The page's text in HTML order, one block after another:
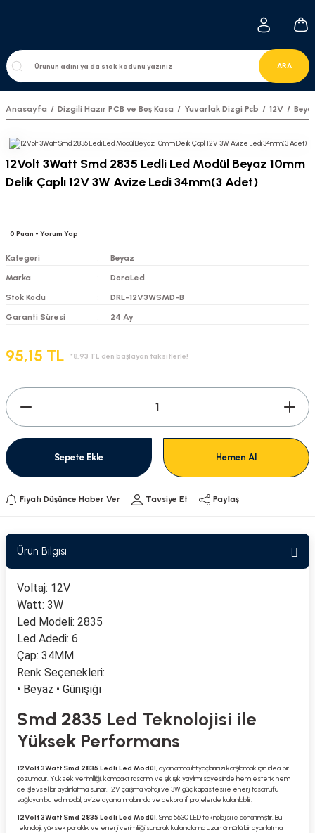
ARA
Anasayfa Dizgili Hazır PCB ve Boş Kasa Yuvarlak Dizgi Pcb 12V
12Volt 3Watt Smd 2835 Ledli Led Modül Beyaz 10mm
Delik Çaplı 12V 3W Avize Ledi 34mm(3 Adet)
0 Puan - Yorum Yap
Kategori
Beyaz
Marka
DoraLed
Stok Kodu
DRL-12V3WSMD-B
Garanti Süresi
24 Ay
95,15 TL *8,93 TL den başlayan taksitlerle!
Sepete Ekle Hemen Al
Fiyatı Düşünce Haber Ver Tavsiye Et Paylaş
Ürün Bilgisi
Voltaj: 12V
Watt: 3W
Led Modeli: 2835
Led Adedi: 6
Çap: 34MM
Renk Seçenekleri:
• Beyaz • Günışığı
Smd 2835 Led Teknolojisi ile
Yüksek Performans
12Volt 3Watt Smd 2835 Ledli Led Modül, aydınlatma ihtiyaçlarınızı karşılamak için ideal bir
çözümdür. Yüksek verimliliği, kompakt tasarımı ve şık ışık yayılımı sayesinde hem estetik hem
de işlevsel bir aydınlatma sunar. 12V çalışma voltajı ve 3W güç kapasitesi ile enerji tasarrufu
sağlayan bu led modül, avize aydınlatmalarında ve dekoratif projelerde kullanılabilir.
12Volt 3Watt Smd 2835 Ledli Led Modül, Smd 5630 LED teknolojisi ile donatılmıştır. Bu
teknoloji, yüksek parlaklık ve enerji verimliliği sunarak kullanıcılarına uzun ömürlü bir aydınlatma